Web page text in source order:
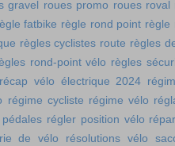
gravel roues promo roues roval
fatbike règle rond point règle
règles cyclistes route règles
rond-point vélo règles
récap vélo électrique 2024
régime cycliste régime vélo
régler position vélo
de vélo
résolutions vélo